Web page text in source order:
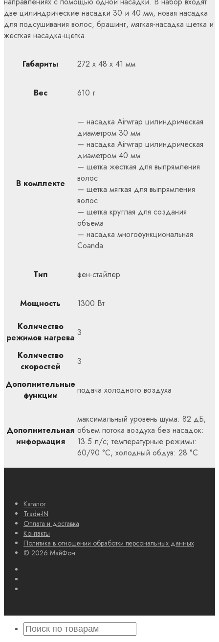
две цилиндрические насадки 30 и 40 мм, новая насадка
для подсушивания волос, брашинг, мягкая-насадка щетка и
жесткая насадка-щетка.
Габариты 272 x 48 x 41 мм
Вес 610 г
В комплекте
— насадка Airwrap цилиндрическая
диаметром 30 мм
— насадка Airwrap цилиндрическая
диаметром 40 мм
— щетка жесткая для выпрямления
волос
— щетка мягкая для выпрямления
волос
— щетка круглая для создания
объема
— насадка многофункциональная
Coanda
Тип фен-стайлер
Мощность 1300 Вт
Количество
режимов нагрева 3
Количество
скоростей
3
Дополнительные
функции
подача холодного воздуха
Дополнительная
информация
максимальный уровень шума: 82 дБ;
объем потока воздуха без насадок:
13.5 л/с; температурные режимы:
60/90 °C, холодный обдув: 28 °C
Каталог
Trade-IN
Оплата и доставка
Контакты
Политика в отношении обработки персональных данных
© 2026 МайФон